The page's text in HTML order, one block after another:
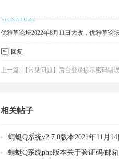
优雅草论坛2022年8月11日大改，优雅草论
回复
上一篇: 【常见问题】后台登录提示密码错
相关帖子